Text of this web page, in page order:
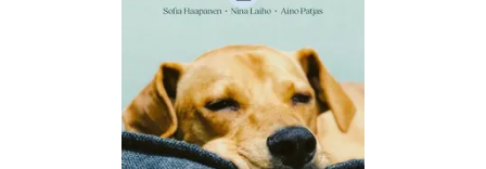
Biograafiad (229)
Eesti kirjandus (1773)
Ettevõtlus (30)